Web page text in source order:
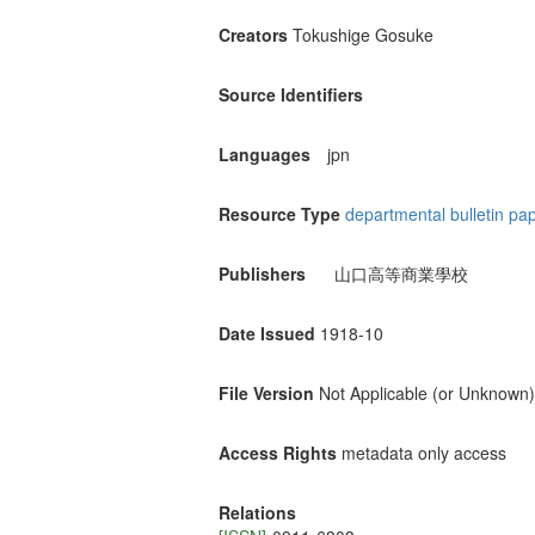
Creators Tokushige Gosuke
Source Identifiers
Languages jpn
Resource Type departmental bulletin
Publishers 山口高等商業學校
Date Issued 1918-10
File Version Not Applicable (or Unknown)
Access Rights metadata only access
Relations